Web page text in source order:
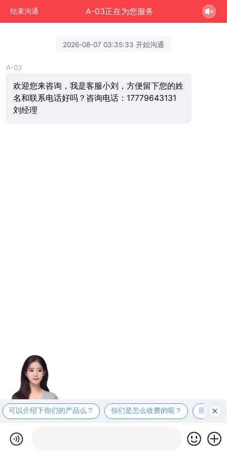
结束沟通 A-03正在为您服务
2026-08-07 03:35:33 开始沟通
A-03
欢迎您来咨询，我是客服小刘，方便留下您的姓
名和联系电话好吗？咨询电话：17779643131
刘经理
可以介绍下你们的产品么？ 你们是怎么收费的呢？ 现在有